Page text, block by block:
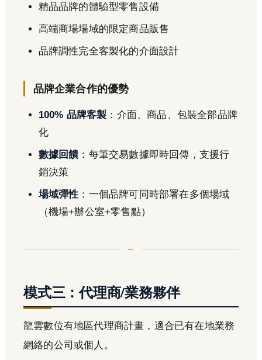
精品品牌的體驗型零售設備
高端商場場域的限定商品販售
品牌調性完全客製化的介面設計
品牌企業合作的優勢
100% 品牌客製 ：介面、商品、包裝全部品牌
化
數據回饋：每筆交易數據即時回傳，支援行
銷決策
場域彈性 ：一個品牌可同時部署在多個場域
（機場+辦公室+零售點）
模式三：代理商/業務夥伴
龍雲數位有地區代理商計畫，適合已有在地業務
網絡的公司或個人。